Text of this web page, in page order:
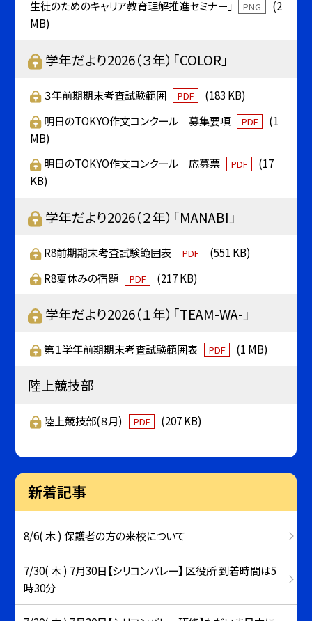
生徒のためのキャリア教育理解推進セミナー」 PNG
(2
MB)
学年だより2026（３年）「COLOR」
３年前期期末考査試験範囲 PDF
(183 KB)
明日のTOKYO作文コンクール 募集要項
PDF
(1
MB)
明日のTOKYO作文コンクール 応募票
PDF
(17
KB)
学年だより2026（２年）「MANABI」
R8前期期末考査試験範囲表 PDF
(551 KB)
R8夏休みの宿題
PDF (217 KB)
学年だより2026（１年）「TEAM-WA-」
第１学年前期期末考査試験範囲表 PDF (1 MB)
陸上競技部
陸上競技部(８月) PDF (207 KB)
新着記事
8/6( 木 ) 保護者の方の来校について
7/30( 木 ) 7月30日【シリコンバレー】 区役所 到着時間は5
時30分